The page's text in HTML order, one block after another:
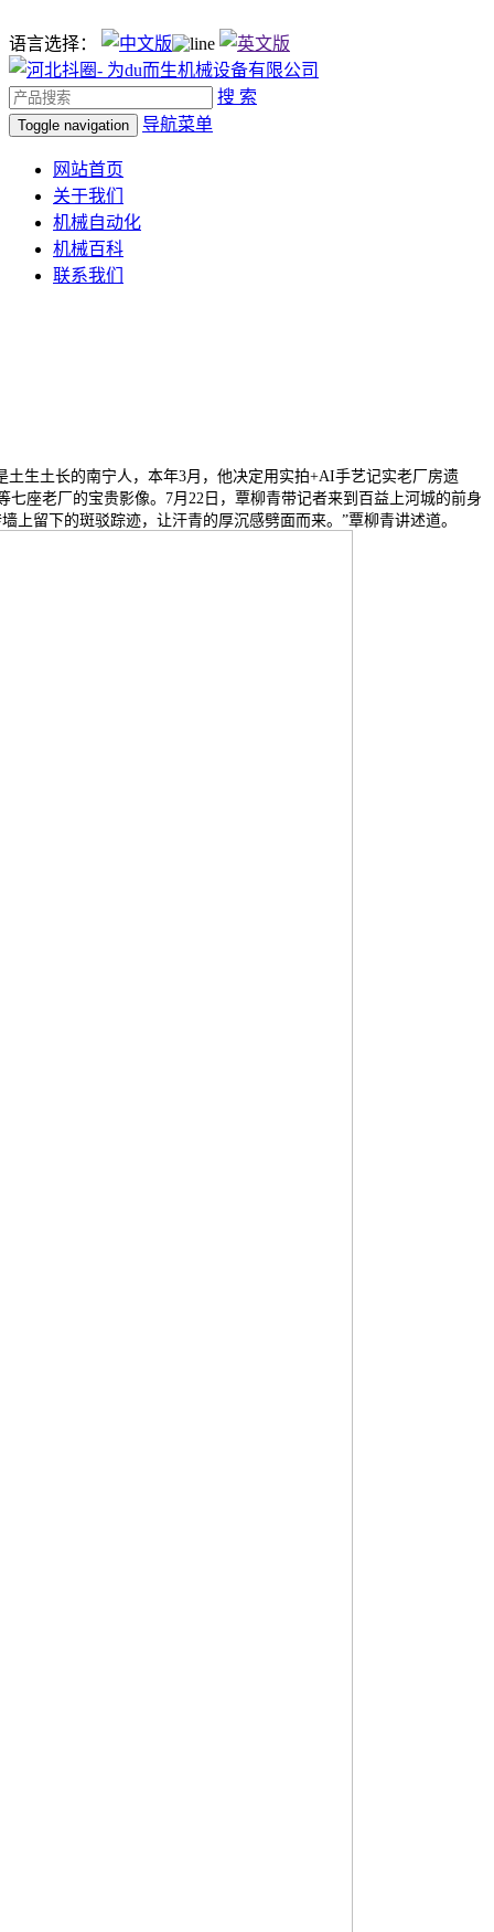
语言选择：
搜 索
Toggle navigation 导航菜单
网站首页
关于我们
机械自动化
机械百科
联系我们
生土长的南宁人，本年3月，他决定用实拍+AI手艺记实老厂房遗
座老厂的宝贵影像。7月22日，覃柳青带记者来到百益上河城的前身
留下的斑驳踪迹，让汗青的厚沉感劈面而来。”覃柳青讲述道。